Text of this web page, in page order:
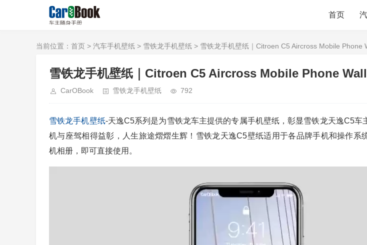
首页
当前位置： 首页 > 汽车手机壁纸 > 雪铁龙手机壁纸 > 雪铁龙手机壁纸｜Citroen C5 Aircross Mobile Phone
雪铁龙手机壁纸｜Citroen C5 Aircross Mobile Phone
CarOBook 雪铁龙手机壁纸 792
雪铁龙手机壁纸-天逸C5系列是为雪铁龙车主提供的专属手机壁纸，彰显雪铁龙天逸C5车
机与座驾相得益彰，人生旅途熠熠生辉！雪铁龙天逸C5壁纸适用于各品牌手机和操作系
机相册，即可直接使用。